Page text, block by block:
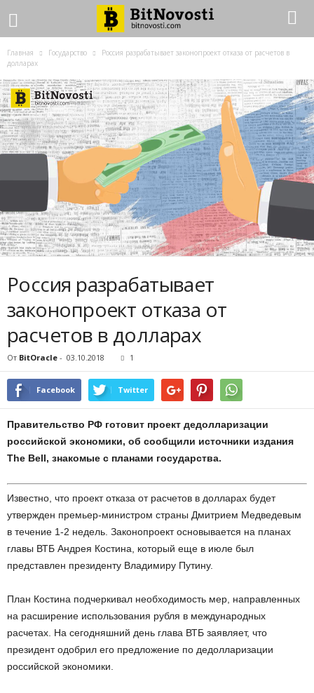
Главная Государство
Россия разрабатывает законопроект отказа от расчетов в
долларах
Россия разрабатывает
законопроект отказа от
расчетов в долларах
От BitOracle - 03.10.2018 1
Facebook Twitter
Правительство РФ готовит проект дедолларизации
российской экономики, об сообщили источники издания
The Bell, знакомые с планами государства.
Известно, что проект отказа от расчетов в долларах будет
утвержден премьер-министром страны Дмитрием Медведевым
в течение 1-2 недель. Законопроект основывается на планах
главы ВТБ Андрея Костина, который еще в июле был
представлен президенту Владимиру Путину.
План Костина подчеркивал необходимость мер, направленных
на расширение использования рубля в международных
расчетах. На сегодняшний день глава ВТБ заявляет, что
президент одобрил его предложение по дедолларизации
российской экономики.